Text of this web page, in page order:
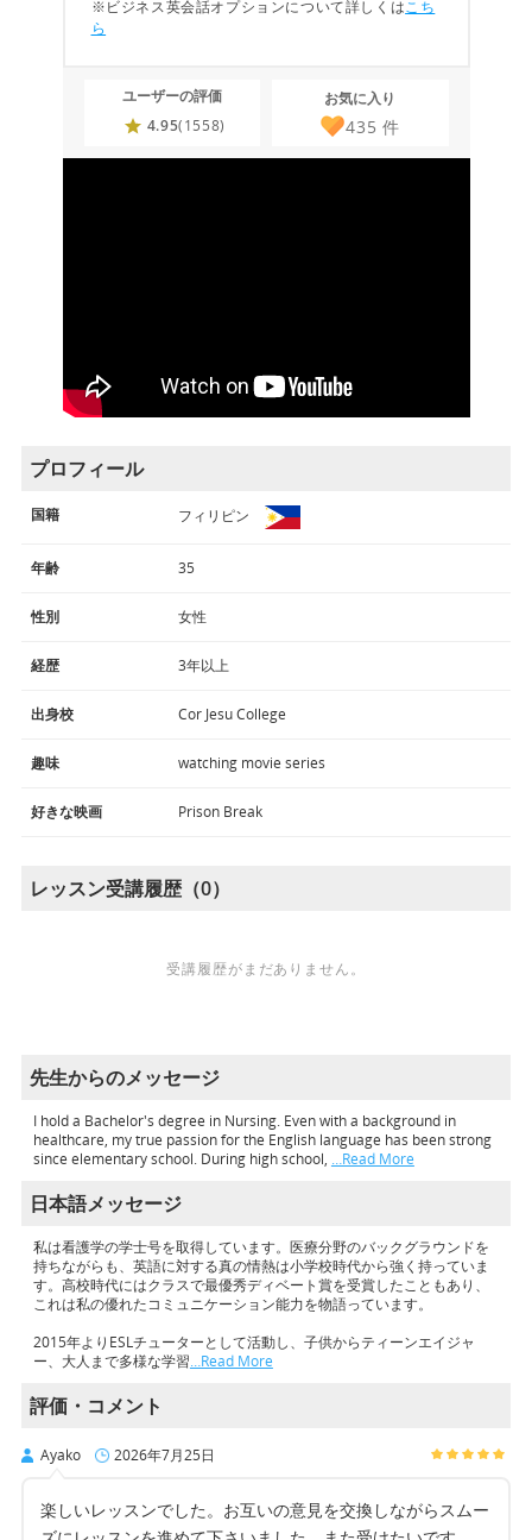
※ビジネス英会話オプションについて詳しくはこち
ら
ユーザーの評価
4.95(1558)
お気に入り
435 件
プロフィール
国籍 フィリピン
年齢 35
性別 女性
経歴 3年以上
出身校 Cor Jesu College
趣味 watching movie series
好きな映画 Prison Break
レッスン受講履歴（0）
受講履歴がまだありません。
先生からのメッセージ
I hold a Bachelor's degree in Nursing. Even with a background in
healthcare, my true passion for the English language has been strong
since elementary school. During high school, …Read More
日本語メッセージ
私は看護学の学士号を取得しています。医療分野のバックグラウンドを
持ちながらも、英語に対する真の情熱は小学校時代から強く持っていま
す。高校時代にはクラスで最優秀ディベート賞を受賞したこともあり、
これは私の優れたコミュニケーション能力を物語っています。
2015年よりESLチューターとして活動し、子供からティーンエイジャ
ー、大人まで多様な学習…Read More
評価・コメント
Ayako 2026年7月25日
楽しいレッスンでした。お互いの意見を交換しながらスムー